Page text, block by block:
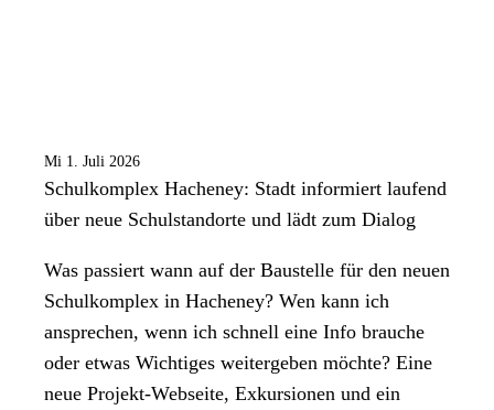
Mi 1. Juli 2026
Schulkomplex Hacheney: Stadt informiert laufend
über neue Schulstandorte und lädt zum Dialog
Was passiert wann auf der Baustelle für den neuen
Schulkomplex in Hacheney? Wen kann ich
ansprechen, wenn ich schnell eine Info brauche
oder etwas Wichtiges weitergeben möchte? Eine
neue Projekt-Webseite, Exkursionen und ein